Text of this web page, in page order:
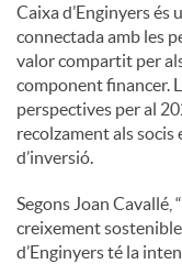
Caixa d’Enginyers
connectada amb les
valor compartit per
component financer.
perspectives per al
recolzament als socis
d’inversió.
Segons Joan
creixement
d’Enginyers té la